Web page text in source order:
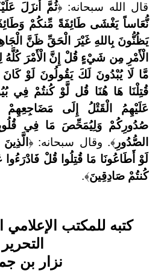
قال الله سبحانه: ﴿ثُمَّ أَنزَلَ
نُّعَاساً يَغْشَى طَائِفَةً مِّنكُمْ
يَظُنُّونَ بِاللهِ غَيْرَ الْحَقِّ ظَنَّ
الْأَمْرِ مِن شَيْءٍ قُلْ إِنَّ الْأَمْرَ
مَّا لَا يُبْدُونَ لَكَ يَقُولُونَ لَوْ
قُتِلْنَا هَا هُنَا قُل لَّوْ كُنتُمْ فِي
عَلَيْهِمُ الْقَتْلُ إِلَى مَضَاجِعِهِمْ
صُدُورِكُمْ وَلِيُمَحِّصَ مَا فِي
الصُّدُورِ ﴾. وقال سبحانه: ﴿الَّذِينَ
لَوْ أَطَاعُونَا مَا قُتِلُوا قُلْ
كُنتُمْ صَادِقِينَ﴾.
كتبه للمكتب
التحرير
نزار بن